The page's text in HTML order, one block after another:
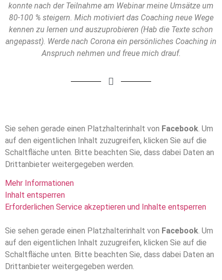
konnte nach der Teilnahme am Webinar meine Umsätze um
80-100 % steigern. Mich motiviert das Coaching neue Wege
kennen zu lernen und auszuprobieren (Hab die Texte schon
angepasst). Werde nach Corona ein persönliches Coaching in
Anspruch nehmen und freue mich drauf.
Sie sehen gerade einen Platzhalterinhalt von Facebook . Um
auf den eigentlichen Inhalt zuzugreifen, klicken Sie auf die
Schaltfläche unten. Bitte beachten Sie, dass dabei Daten an
Drittanbieter weitergegeben werden.
Mehr Informationen
Inhalt entsperren
Erforderlichen Service akzeptieren und Inhalte entsperren
Sie sehen gerade einen Platzhalterinhalt von Facebook. Um
auf den eigentlichen Inhalt zuzugreifen, klicken Sie auf die
Schaltfläche unten. Bitte beachten Sie, dass dabei Daten an
Drittanbieter weitergegeben werden.